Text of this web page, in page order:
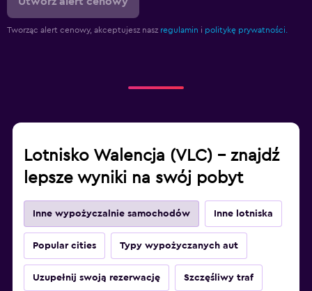
Tworząc alert cenowy, akceptujesz nasz regulamin i politykę prywatności.
Lotnisko Walencja (VLC) – znajdź
lepsze wyniki na swój pobyt
Inne wypożyczalnie samochodów Inne lotniska
Popular cities Typy wypożyczanych aut
Uzupełnij swoją rezerwację Szczęśliwy traf